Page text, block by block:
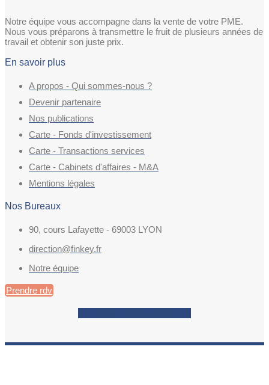
Notre équipe vous accompagne dans la vente de votre PME.
Nous vous préparons à transmettre le fruit de plusieurs années de
travail et obtenir son juste prix.
En savoir plus
A propos - Qui sommes-nous ?
Devenir partenaire
Nos publications
Carte - Fonds d'investissement
Carte - Transactions services
Carte - Cabinets d'affaires - M&A
Mentions légales
Nos Bureaux
90, cours Lafayette - 69003 LYON
direction@finkey.fr
Notre équipe
Prendre rdv